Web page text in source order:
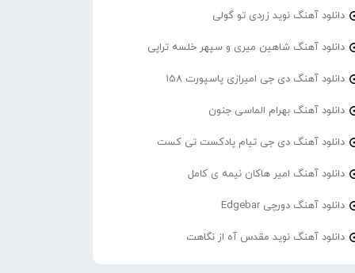
دانلود آهنگ نوید زردی تو گولی
دانلود آهنگ شاهین میری و سپهر خلسه تراپی
دانلود آهنگ دی جی امیرازی پاسپورت 158
دانلود آهنگ بهرام الماسی جنون
دانلود آهنگ دی جی تیام پادکست تی کست
دانلود آهنگ امیر هاکان نیمه ی کامل
دانلود آهنگ دورچی Edgebar
دانلود آهنگ نوید مقدس آه از نگاهت